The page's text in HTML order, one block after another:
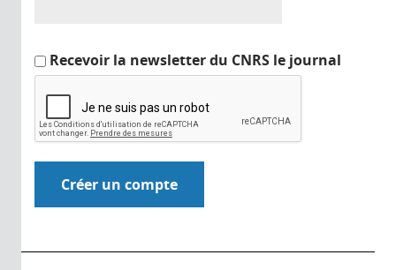
Recevoir la newsletter du CNRS le journal